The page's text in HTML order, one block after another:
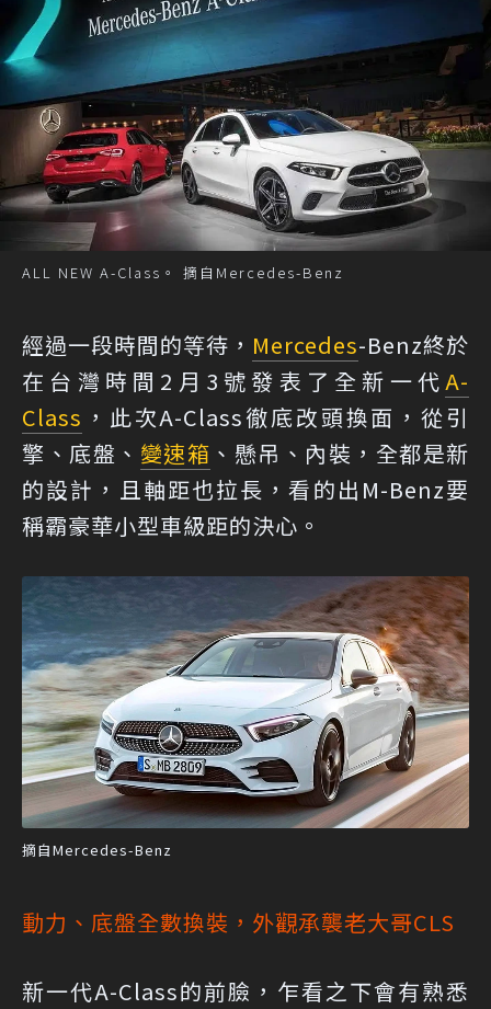
ALL NEW A-Class。 摘自Mercedes-Benz
經過一段時間的等待， Mercedes-Benz終於
在台灣時間2月3號發表了全新一代A-
Class ，此次A-Class徹底改頭換面，從引
擎、底盤、 變速箱 、懸吊、內裝，全都是新
的設計，且軸距也拉長，看的出M-Benz要
稱霸豪華小型車級距的決心。
摘自Mercedes-Benz
動力、底盤全數換裝，外觀承襲老大哥CLS
新一代A-Class的前臉，乍看之下會有熟悉